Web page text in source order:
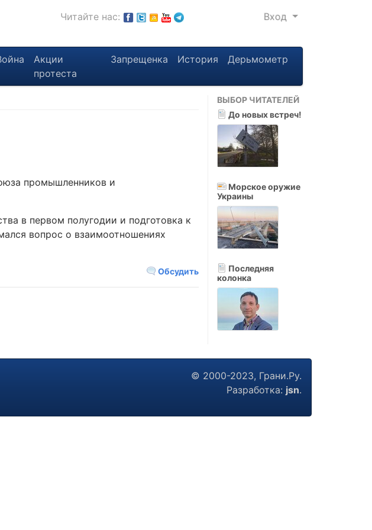
Читайте нас: Вход
Акции
протеста
Запрещенка История Дерьмометр
промышленников и
в первом полугодии и подготовка к
вопрос о взаимоотношениях
Обсудить
ВЫБОР ЧИТАТЕЛЕЙ
До новых встреч!
Морское оружие
Украины
Последняя
колонка
© 2000-2023, Грани.Ру.
Разработка: jsn.